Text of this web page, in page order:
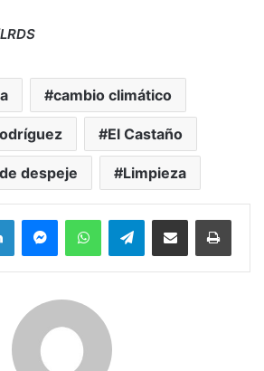
cambio climático
El Castaño
despeje Limpieza
LinkedInMessengerWhatsAppTelegramCompartir por correo electrónico